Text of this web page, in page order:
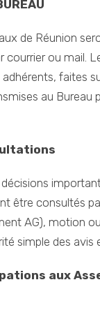
de Réunion
courrier ou mail.
faites
au Bureau
être consultés
AG), motion
simple des avis
aux